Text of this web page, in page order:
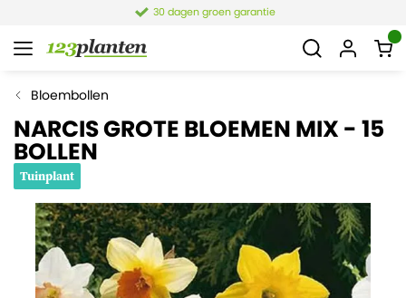
30 dagen groen garantie
Bloembollen
NARCIS GROTE BLOEMEN MIX - 15
BOLLEN
Tuinplant